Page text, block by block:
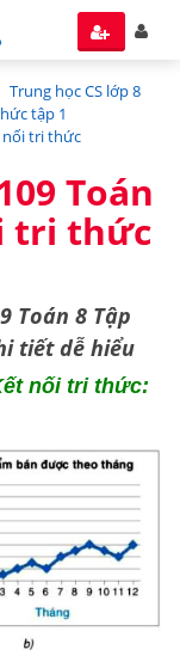
Trung học CS lớp 8
tập 1
nối tri thức
Toán
tri thức
Toán 8 Tập
tiết dễ hiểu
nối tri thức: